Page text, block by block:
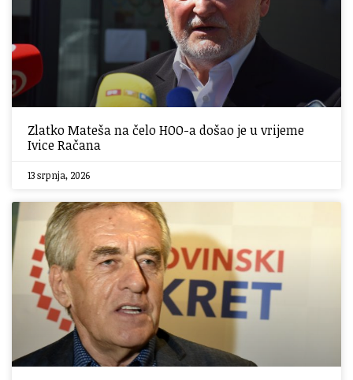
Zlatko Mateša na čelo HOO-a došao je u vrijeme
Ivice Račana
13 srpnja, 2026